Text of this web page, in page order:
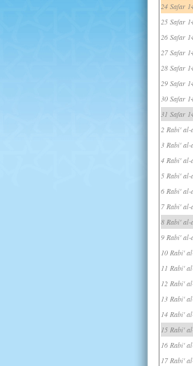
24 Safar
25 Safar
26 Safar
27 Safar
28 Safar
29 Safar
30 Safar
31 Safar
2 Rabi' al-
3 Rabi' al-
4 Rabi' al-
5 Rabi' al-
6 Rabi' al-
7 Rabi'
8 Rabi' al-
9 Rabi' al-
10 Rabi'
11 Rabi'
12 Rabi'
13 Rabi'
14 Rabi'
15 Rabi'
16 Rabi'
17 Rabi'